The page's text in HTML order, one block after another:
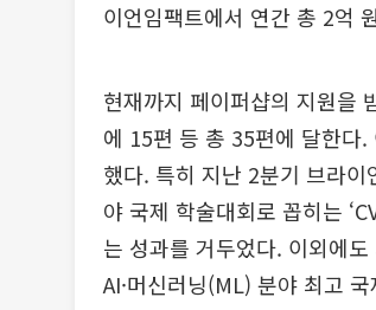
이언임팩트에서 연간 총 2억
현재까지 페이퍼샵의 지원을
에 15편 등 총 35편에 달한다
했다. 특히 지난 2분기 브라
야 국제 학술대회로 꼽히는
는 성과를 거두었다. 이외에
AI·머신러닝(ML) 분야 최고